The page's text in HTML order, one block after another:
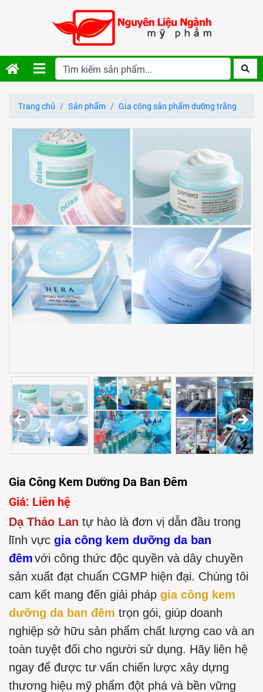
Trang chủ Sản phẩm Gia công sản phẩm dưỡng trắng
Gia Công Kem Dưỡng Da Ban Đêm
Giá: Liên hệ
Dạ Thảo Lan tự hào là đơn vị dẫn đầu trong
lĩnh vực gia công kem dưỡng da ban
đêmvới công thức độc quyền và dây chuyền
sản xuất đạt chuẩn CGMP hiện đại. Chúng tôi
cam kết mang đến giải pháp gia công kem
dưỡng da ban đêm trọn gói, giúp doanh
nghiệp sở hữu sản phẩm chất lượng cao và an
toàn tuyệt đối cho người sử dụng. Hãy liên hệ
ngay để được tư vấn chiến lược xây dựng
thương hiệu mỹ phẩm đột phá và bền vững